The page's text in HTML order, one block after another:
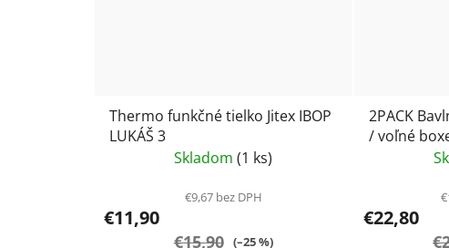
Thermo funkčné tielko Jitex IBOP
LUKÁŠ 3
Skladom(1 ks)
€9,67 bez DPH
€11,90
€15,90 (–25 %)
2PACK
/ voľné
potlačou
€22,80